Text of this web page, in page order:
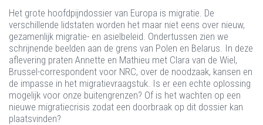
Het grote hoofdpijndossier van Europa is migratie. De
verschillende lidstaten worden het maar niet eens over nieuw,
gezamenlijk migratie- en asielbeleid. Ondertussen zien we
schrijnende beelden aan de grens van Polen en Belarus. In deze
aflevering praten Annette en Mathieu met Clara van de Wiel,
Brussel-correspondent voor NRC, over de noodzaak, kansen en
de impasse in het migratievraagstuk. Is er een echte oplossing
mogelijk voor onze buitengrenzen? Of is het wachten op een
nieuwe migratiecrisis zodat een doorbraak op dit dossier kan
plaatsvinden?